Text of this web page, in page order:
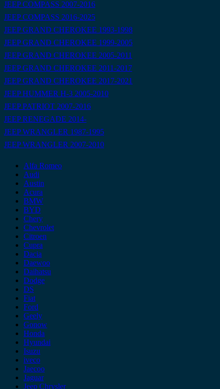
JEEP COMPASS 2007-2016
JEEP COMPASS 2016-2025
JEEP GRAND CHEROKEE 1993-1998
JEEP GRAND CHEROKEE 1999-2005
JEEP GRAND CHEROKEE 2005-2011
JEEP GRAND CHEROKEE 2011-2017
JEEP GRAND CHEROKEE 2017-2021
JEEP HUMMER H-3 2005-2010
JEEP PATRIOT 2007-2016
JEEP RENEGADE 2014-
JEEP WRANGLER 1987-1995
JEEP WRANGLER 2007-2010
Alfa Romeo
Audi
Austin
Acura
BMW
BYD
Chery
Chevrolet
Citroen
Cupra
Dacia
Daewoo
Daihatsu
Dodge
DS
Fiat
Ford
Geely
Gonow
Honda
Hyundai
Isuzu
iveco
Jaecoo
Jaguar
Jeep Chrysler